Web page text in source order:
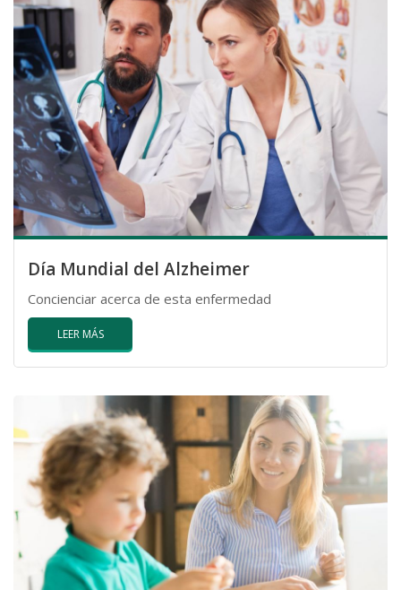
Día Mundial del Alzheimer
Concienciar acerca de esta enfermedad
LEER MÁS